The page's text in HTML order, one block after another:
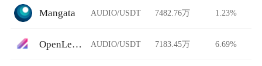
Mangata AUDIO/USDT 7482.76万 1.23%
OpenLeverage AUDIO/USDT 7183.45万 6.69%